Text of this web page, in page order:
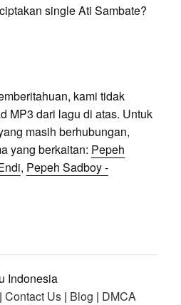
single Ati Sambate?
kami tidak
MP3 dari lagu di atas. Untuk
masih berhubungan,
yang berkaitan: Pepeh
, Pepeh Sadboy -
Indonesia
Contact Us| Blog | DMCA